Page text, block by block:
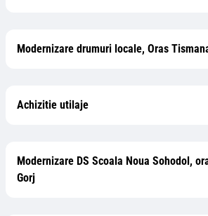
Modernizare drumuri locale, Oras
Achizitie utilaje
Modernizare DS Scoala Noua Sohodol,
Gorj